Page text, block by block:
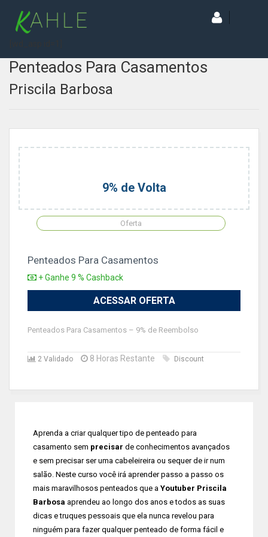
Penteados Para Casamentos
Priscila Barbosa
9% de Volta
Oferta
Penteados Para Casamentos
+ Ganhe 9 % Cashback
ACESSAR OFERTA
Penteados Para Casamentos – 9% de Reembolso
2 Validado 8 Horas Restante Discount
Aprenda a criar qualquer tipo de penteado para
casamento sem precisar de conhecimentos avançados
e sem precisar ser uma cabeleireira ou sequer de ir num
salão. Neste curso você irá aprender passo a passo os
mais maravilhosos penteados que a Youtuber Priscila
Barbosa aprendeu ao longo dos anos e todos as suas
dicas e truques pessoais que ela nunca revelou para
ninguém para fazer qualquer penteado de forma fácil e